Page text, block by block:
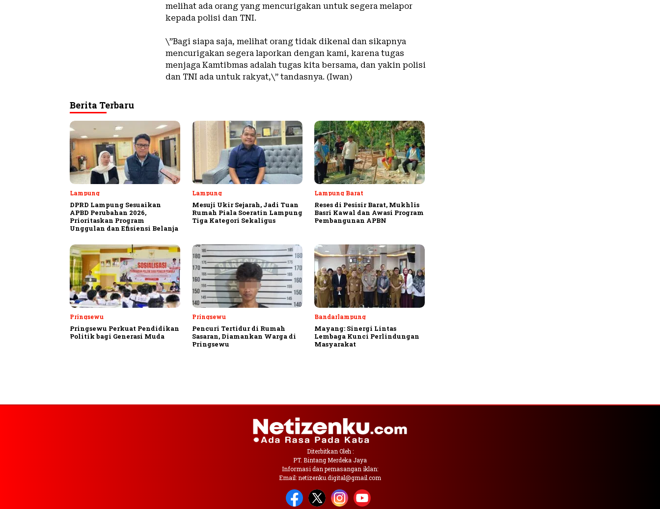
melihat ada orang yang mencurigakan untuk segera melapor
kepada polisi dan TNI.
\”Bagi siapa saja, melihat orang tidak dikenal dan sikapnya
mencurigakan segera laporkan dengan kami, karena tugas
menjaga Kamtibmas adalah tugas kita bersama, dan yakin polisi
dan TNI ada untuk rakyat,\” tandasnya. (Iwan)
Berita Terbaru
Lampung
DPRD Lampung Sesuaikan
APBD Perubahan 2026,
Prioritaskan Program
Unggulan dan Efisiensi Belanja
Lampung
Mesuji Ukir Sejarah, Jadi Tuan
Rumah Piala Soeratin Lampung
Tiga Kategori Sekaligus
Lampung Barat
Reses di Pesisir Barat, Mukhlis
Basri Kawal dan Awasi Program
Pembangunan APBN
Pringsewu
Pringsewu Perkuat Pendidikan
Politik bagi Generasi Muda
Pringsewu
Pencuri Tertidur di Rumah
Sasaran, Diamankan Warga di
Pringsewu
Bandarlampung
Mayang: Sinergi Lintas
Lembaga Kunci Perlindungan
Masyarakat
Diterbitkan Oleh :
PT. Bintang Merdeka Jaya
Informasi dan pemasangan iklan:
Email: netizenku.digital@gmail.com